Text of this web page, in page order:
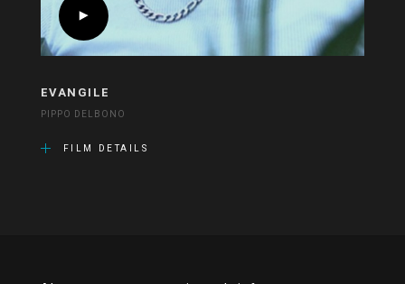
EVANGILE
PIPPO DELBONO
FILM DETAILS